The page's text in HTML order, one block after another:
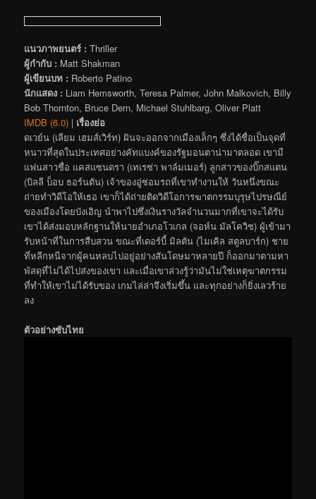
แนวภาพยนตร์ : Thriller
ผู้กำกับ : Matt Shakman
ผู้เขียนบท : Roberto Patino
นักแสดง : Liam Hemsworth, Teresa Palmer, John Malkovich, Billy
Bob Thornton, Bruce Dern, Michael Stuhlbarg, Oliver Platt
IMDB (6.0) | เรื่องย่อ
ดเวย์น (เลียม เฮมส์เวิร์ท) ฝันจะออกจากเมืองเล็กๆ ซึ่งได้ชื่อเป็นจุดที่
หนาวที่สุดในประเทศอย่างคัทแบงค์ของรัฐมอนตาน่ามาตลอด เขามี
แฟนสาวชื่อ แคสแซนดรา (เทเรซ่า พาล์มเมอร์) ลูกสาวของบิ๊กสแตน
(บิลลี บ็อบ ธอร์นตัน) เจ้าของอู่ซ่อมรถที่เขาทำงานให้ วันหนึ่งขณะ
ถ่ายทำวิดีโอให้เธอ เขาก็ได้ถ่ายติดวิดีโอการฆาตกรรมบุรุษไปรษณีย์
ของเมืองโดยบังเอิญ นำพาไปซึ่งเงินรางวัลจำนวนมากที่เขาจะได้รับ
เขาได้ส่งมอบหลักฐานให้นายอำเภอโวเกล (จอห์น มัลโควิช) ผู้เข้ามา
รับหน้าที่ในการสืบสวน ขณะที่เดอร์บี้ มิลตัน (ไมเคิล สตูลบาร์ก) ชาย
ที่หลีกหนีจากผู้คนหลบไปอยู่อย่างสันโดษมาหลายปี ก็ออกมาตามหา
พัสดุที่ไม่ได้ไปส่งของเขา และเมื่อเขาล่วงรู้ว่ามันไม่ใช่เหตุฆาตกรรม
ที่ทำให้เขาไม่ได้รับของ เกมไล่ล่าจึงเริ่มขึ้น และทุกอย่างก็ยิ่งเลวร้าย
ลง
ตัวอย่างซับไทย